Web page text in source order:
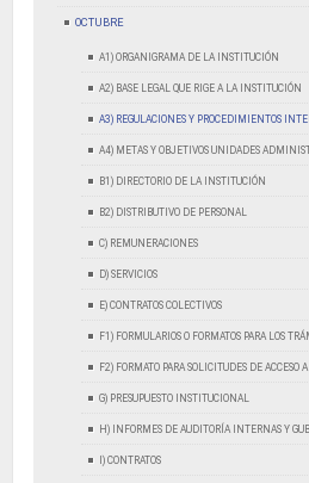
OCTUBRE
A1) ORGANIGRAMA DE LA INSTITUCIÓN
A2) BASE LEGAL QUE RIGE A LA INSTITUCIÓN
A3) REGULACIONES Y PROCEDIMIENTOS
A4) METAS Y OBJETIVOS UNIDADES
B1) DIRECTORIO DE LA INSTITUCIÓN
B2) DISTRIBUTIVO DE PERSONAL
C) REMUNERACIONES
D) SERVICIOS
E) CONTRATOS COLECTIVOS
F1) FORMULARIOS O FORMATOS PARA LOS
F2) FORMATO PARA SOLICITUDES DE
G) PRESUPUESTO INSTITUCIONAL
H) INFORMES DE AUDITORÍA INTERNAS Y
I) CONTRATOS